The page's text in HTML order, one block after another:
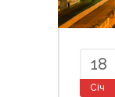
18
Січ